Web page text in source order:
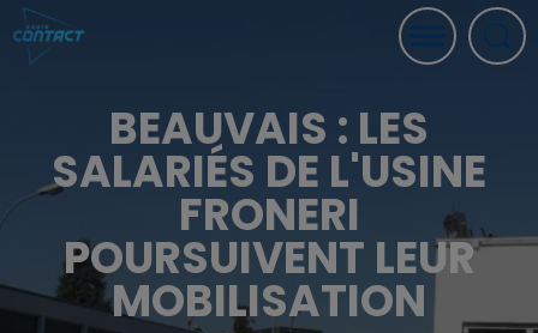
BEAUVAIS : LES
SALARIÉS DE L'USINE
FRONERI
POURSUIVENT LEUR
MOBILISATION